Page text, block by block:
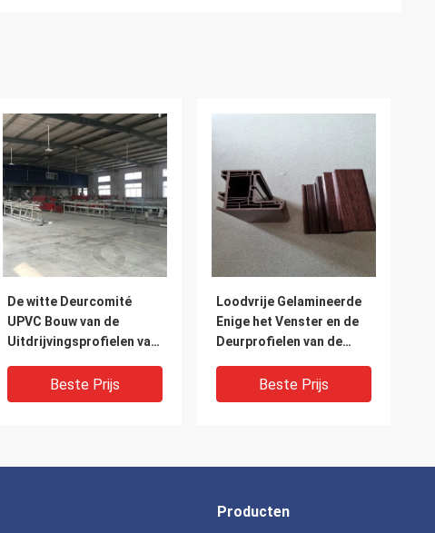
De witte Deurcomité
UPVC Bouw van de
Uitdrijvingsprofielen van
Uitdrijvingsprofielen
Beste Prijs
Loodvrije Gelamineerde
Enige het Venster en de
Deurprofielen van de
Beste Prijs
Producten